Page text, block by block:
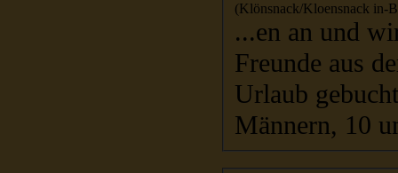
(Klönsnack/Kloensnack in-
...en an und
Freunde aus
Urlaub
Männern, 10